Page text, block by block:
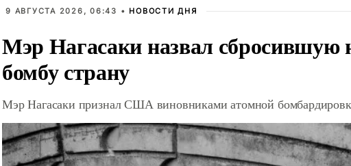
9 АВГУСТА 2026, 06:43 • НОВОСТИ ДНЯ
Мэр Нагасаки назвал сбросившую
бомбу страну
Мэр Нагасаки признал США виновниками атомной